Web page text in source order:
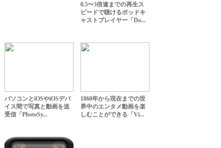
0.5〜3倍速までの再生ス
ピードで聴けるポッドキ
ャストプレイヤー「Do...
パソコンとiOSやiOSデバ
イス間で写真と動画を送
受信「PhotoSy...
1860年から現在までの世
界中のエンタメ動画を楽
しむことができる「Vi...